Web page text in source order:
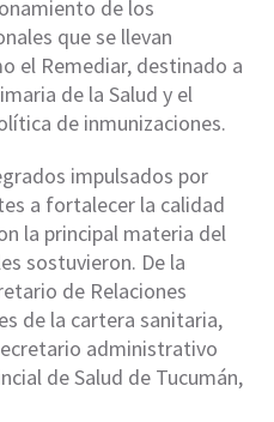
de los
que se llevan
el Remediar, destinado a
de la Salud y el
de inmunizaciones.
impulsados por
a fortalecer la calidad
la principal materia del
sostuvieron. De la
de Relaciones
de la cartera sanitaria,
administrativo
de Salud de Tucumán,